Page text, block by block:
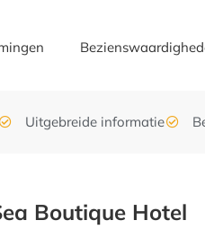
Uitgebreide informatie
Boutique Hotel